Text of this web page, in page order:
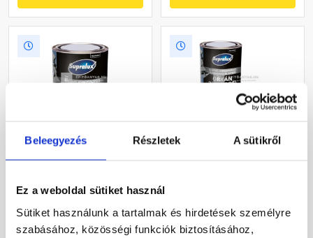
Beleegyezés Részletek A sütikről
Ez a weboldal sütiket használ
Sütiket használunk a tartalmak és hirdetések személyre
szabásához, közösségi funkciók biztosításához,
fehér 0,75 l
Raktáron Raktáron